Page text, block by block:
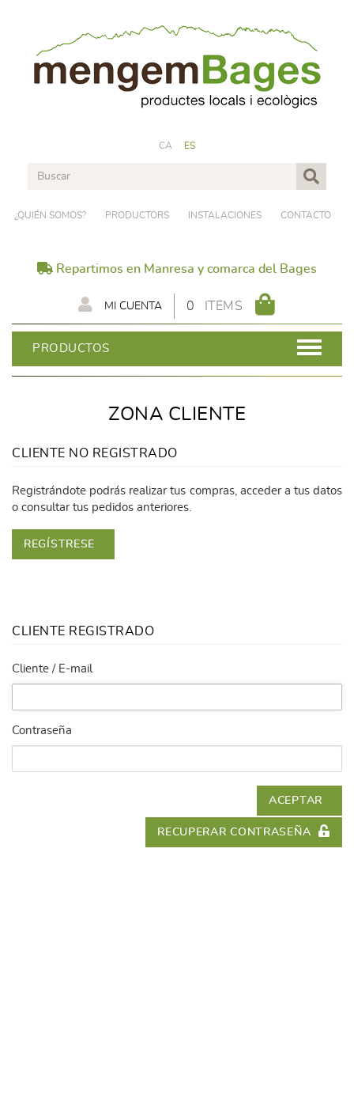
CA ES
¿QUIÉN SOMOS? PRODUCTORS INSTALACIONES CONTACTO
Repartimos en Manresa y comarca del Bages
0 ITEMS
MI CUENTA
PRODUCTOS
ZONA CLIENTE
CLIENTE NO REGISTRADO
Registrándote podrás realizar tus compras, acceder a tus datos
o consultar tus pedidos anteriores.
REGÍSTRESE
CLIENTE REGISTRADO
Cliente / E-mail
Contraseña
ACEPTAR
RECUPERAR CONTRASEÑA